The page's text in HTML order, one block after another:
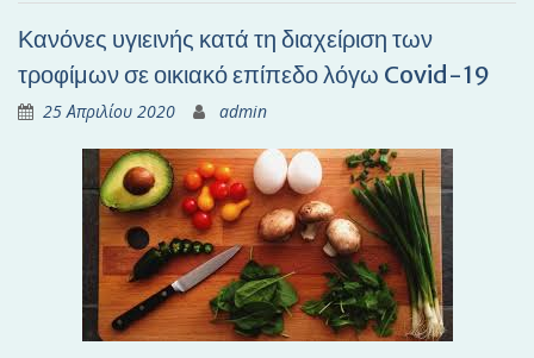
Κανόνες υγιεινής κατά τη διαχείριση των
τροφίμων σε οικιακό επίπεδο λόγω Covid-19
25 Απριλίου 2020 admin